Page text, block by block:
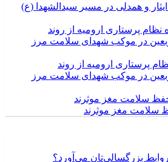
و همدلی در مسیر سیدالشهدا (ع)
پرستاری ارومیه از روند
در موکب شهدای سلامت مرز
سلامت مغز موثرند